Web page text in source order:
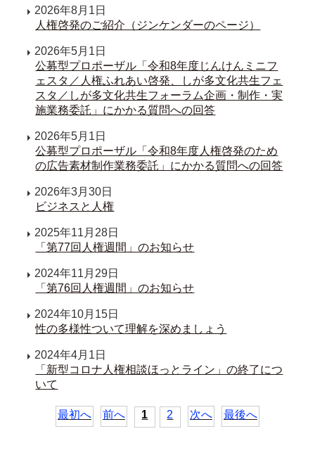
2026年8月1日
人権啓発のご紹介（ジンケンダーのページ）
2026年5月1日
公募型プロポーザル「令和8年度じんけんミニフ
ェスタ／人権ふれあい啓発、しが多文化共生フェ
スタ／しが多文化共生フォーラム企画・制作・実
施業務委託」にかかる質問への回答
2026年5月1日
公募型プロポーザル「令和8年度人権啓発のため
の広告素材制作業務委託」にかかる質問への回答
2026年3月30日
ビジネスと人権
2025年11月28日
「第77回人権週間」のお知らせ
2024年11月29日
「第76回人権週間」のお知らせ
2024年10月15日
性の多様性ついて理解を深めましょう
2024年4月1日
「新型コロナ人権相談ほっとライン」の終了につ
いて
最初へ 前へ 1 2 次へ 最後へ